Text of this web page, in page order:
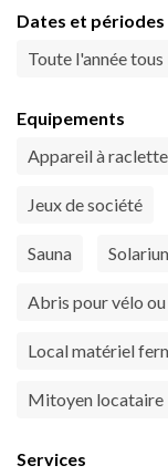
Dates et
Toute l'année tous
Equipements
Appareil à raclette
Jeux de société
Sauna
Abris pour vélo
Local matériel
Mitoyen locataire
Services